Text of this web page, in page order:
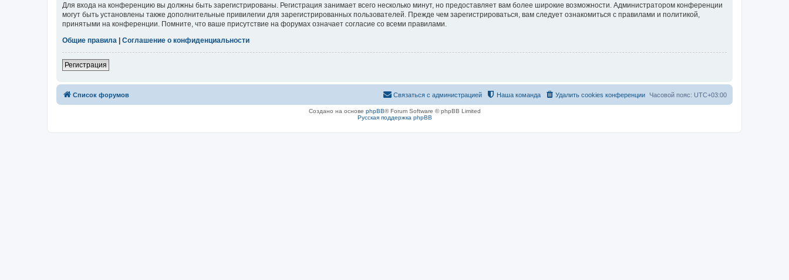
Для входа на конференцию вы должны быть зарегистрированы. Регистрация занимает всего несколько минут, но предоставляет вам более широкие возможности. Администратором конференции
могут быть установлены также дополнительные привилегии для зарегистрированных пользователей. Прежде чем зарегистрироваться, вам следует ознакомиться с правилами и политикой,
принятыми на конференции. Помните, что ваше присутствие на форумах означает согласие со всеми правилами.
Общие правила
Соглашение о конфиденциальности
Регистрация
Список форумов Часовой пояс: UTC+03:00
Удалить cookies конференции
Наша команда
Связаться с администрацией
Создано на основе phpBB® Forum Software © phpBB Limited
Русская поддержка phpBB